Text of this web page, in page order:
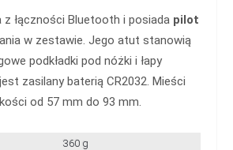
łączności Bluetooth i posiada pilot
w zestawie. Jego atut stanowią
podkładki pod nóżki i łapy
zasilany baterią CR2032. Mieści
od 57 mm do 93 mm.
360 g